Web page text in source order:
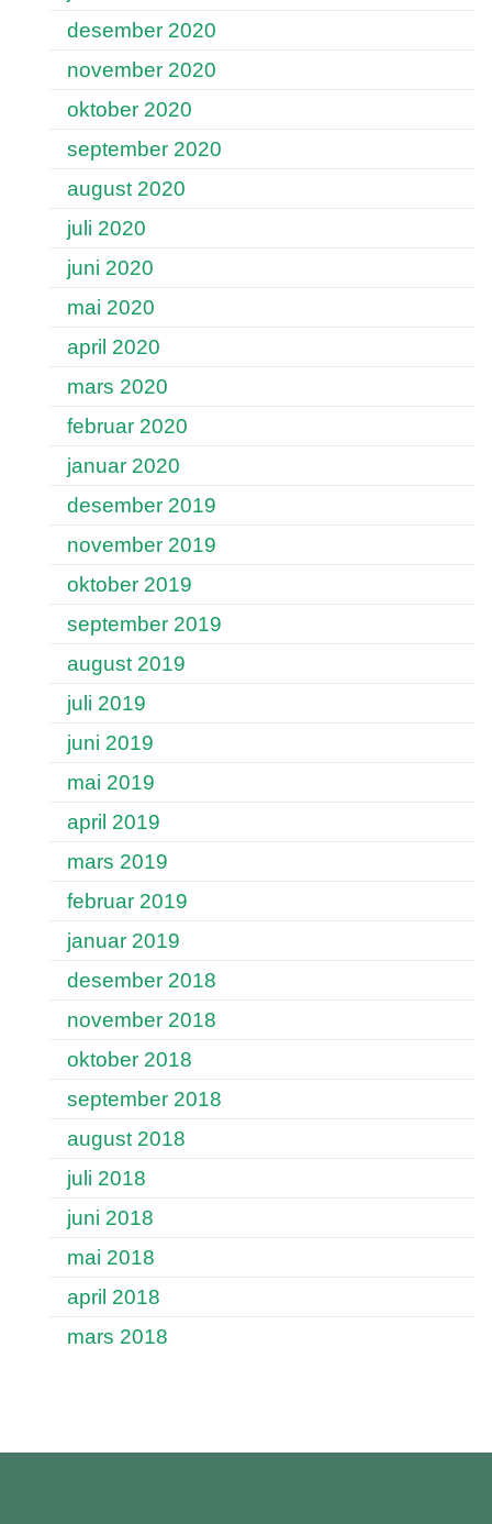
desember 2020
november 2020
oktober 2020
september 2020
august 2020
juli 2020
juni 2020
mai 2020
april 2020
mars 2020
februar 2020
januar 2020
desember 2019
november 2019
oktober 2019
september 2019
august 2019
juli 2019
juni 2019
mai 2019
april 2019
mars 2019
februar 2019
januar 2019
desember 2018
november 2018
oktober 2018
september 2018
august 2018
juli 2018
juni 2018
mai 2018
april 2018
mars 2018